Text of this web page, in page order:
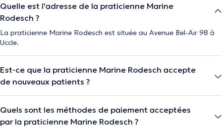
Quelle est l'adresse de la praticienne Marine
Rodesch ?
La praticienne Marine Rodesch est située au Avenue Bel-Air 98 à
Uccle.
Est-ce que la praticienne Marine Rodesch accepte
de nouveaux patients ?
Quels sont les méthodes de paiement acceptées
par la praticienne Marine Rodesch ?